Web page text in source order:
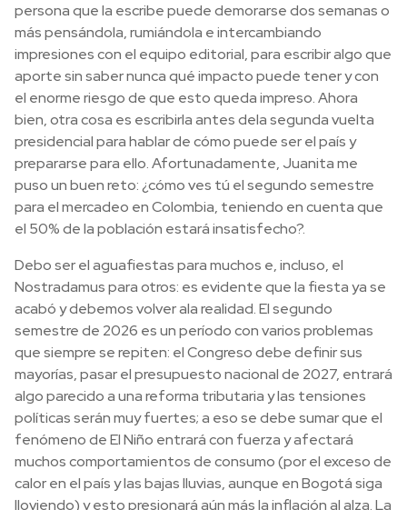
persona que la escribe puede demorarse dos semanas o
más pensándola, rumiándola e intercambiando
impresiones con el equipo editorial, para escribir algo que
aporte sin saber nunca qué impacto puede tener y con
el enorme riesgo de que esto queda impreso. Ahora
bien, otra cosa es escribirla antes dela segunda vuelta
presidencial para hablar de cómo puede ser el país y
prepararse para ello. Afortunadamente, Juanita me
puso un buen reto: ¿cómo ves tú el segundo semestre
para el mercadeo en Colombia, teniendo en cuenta que
el 50% de la población estará insatisfecho?.
Debo ser el aguafiestas para muchos e, incluso, el
Nostradamus para otros: es evidente que la fiesta ya se
acabó y debemos volver ala realidad. El segundo
semestre de 2026 es un período con varios problemas
que siempre se repiten: el Congreso debe definir sus
mayorías, pasar el presupuesto nacional de 2027, entrará
algo parecido a una reforma tributaria y las tensiones
políticas serán muy fuertes; a eso se debe sumar que el
fenómeno de El Niño entrará con fuerza y afectará
muchos comportamientos de consumo (por el exceso de
calor en el país y las bajas lluvias, aunque en Bogotá siga
lloviendo) y esto presionará aún más la inflación al alza. La